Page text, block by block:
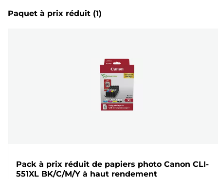
Paquet à prix réduit (1)
Pack à prix réduit de papiers photo Canon CLI-
551XL BK/C/M/Y à haut rendement